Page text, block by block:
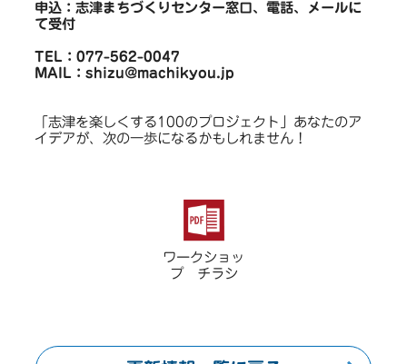
申込：志津まちづくりセンター窓口、電話、メールに
て受付
TEL：077-562-0047
MAIL：shizu@machikyou.jp
「志津を楽しくする100のプロジェクト」あなたのア
イデアが、次の一歩になるかもしれません！
ワークショッ
プ チラシ